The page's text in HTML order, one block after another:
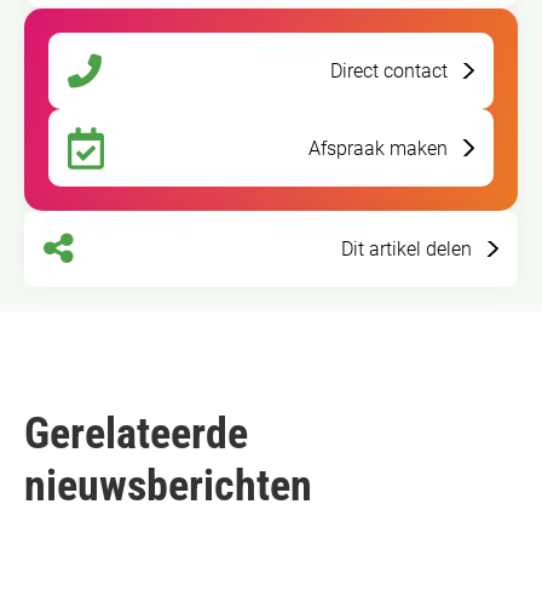
Direct contact
Afspraak maken
Dit artikel delen
Gerelateerde
nieuwsberichten